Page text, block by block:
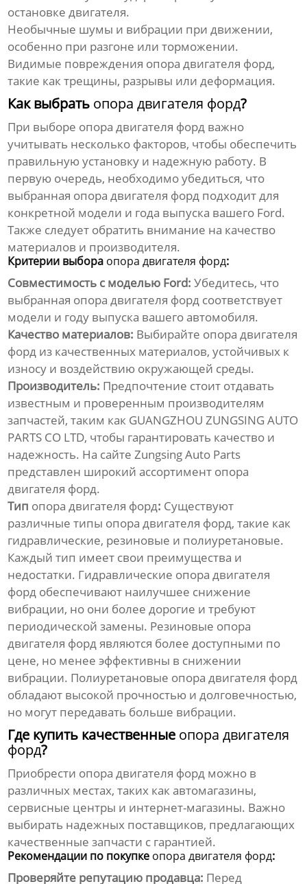
остановке двигателя.
Необычные шумы и вибрации при движении,
особенно при разгоне или торможении.
Видимые повреждения опора двигателя форд,
такие как трещины, разрывы или деформация.
Как выбрать опора двигателя форд?
При выборе опора двигателя форд важно
учитывать несколько факторов, чтобы обеспечить
правильную установку и надежную работу. В
первую очередь, необходимо убедиться, что
выбранная опора двигателя форд подходит для
конкретной модели и года выпуска вашего Ford.
Также следует обратить внимание на качество
материалов и производителя.
Критерии выбора опора двигателя форд:
Совместимость с моделью Ford: Убедитесь, что
выбранная опора двигателя форд соответствует
модели и году выпуска вашего автомобиля.
Качество материалов: Выбирайте опора двигателя
форд из качественных материалов, устойчивых к
износу и воздействию окружающей среды.
Производитель: Предпочтение стоит отдавать
известным и проверенным производителям
запчастей, таким как GUANGZHOU ZUNGSING AUTO
PARTS CO LTD, чтобы гарантировать качество и
надежность. На сайтеZungsing Auto Parts
представлен широкий ассортимент опора
двигателя форд.
Тип опора двигателя форд: Существуют
различные типы опора двигателя форд, такие как
гидравлические, резиновые и полиуретановые.
Каждый тип имеет свои преимущества и
недостатки. Гидравлические опора двигателя
форд обеспечивают наилучшее снижение
вибрации, но они более дорогие и требуют
периодической замены. Резиновые опора
двигателя фордявляются более доступными по
цене, но менее эффективны в снижении
вибрации. Полиуретановые опора двигателя форд
обладают высокой прочностью и долговечностью,
но могут передавать больше вибрации.
Где купить качественные опора двигателя
форд?
Приобрести опора двигателя форд можно в
различных местах, таких как автомагазины,
сервисные центры и интернет-магазины. Важно
выбирать надежных поставщиков, предлагающих
качественные запчасти с гарантией.
Рекомендации по покупке опора двигателя форд:
Проверяйте репутацию продавца: Перед